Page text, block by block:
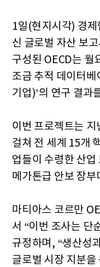
1일(현지시각) 경
신 글로벌 자산 보
구성된 OECD는 월
조금 추적 데이터베
기업)’의 연구 결과
이번 프로젝트는
걸쳐 전 세계 15개
업들이 수령한 산업
메가톤급 안보 장부
마티아스 코르만
서 “이번 조사는 단
규정하며, “생산성
글로벌 시장 지분을